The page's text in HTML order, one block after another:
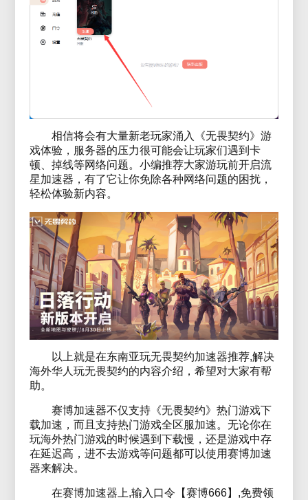
相信将会有大量新老玩家涌入《无畏契约》游
戏体验，服务器的压力很可能会让玩家们遇到卡
顿、掉线等网络问题。小编推荐大家游玩前开启流
星加速器，有了它让你免除各种网络问题的困扰，
轻松体验新内容。
以上就是在东南亚玩无畏契约加速器推荐,解决
海外华人玩无畏契约的内容介绍，希望对大家有帮
助。
赛博加速器不仅支持《无畏契约》热门游戏下
载加速，而且支持热门游戏全区服加速。无论你在
玩海外热门游戏的时候遇到下载慢，还是游戏中存
在延迟高，进不去游戏等问题都可以使用赛博加速
器来解决。
在赛博加速器上,输入口令【赛博666】,免费领